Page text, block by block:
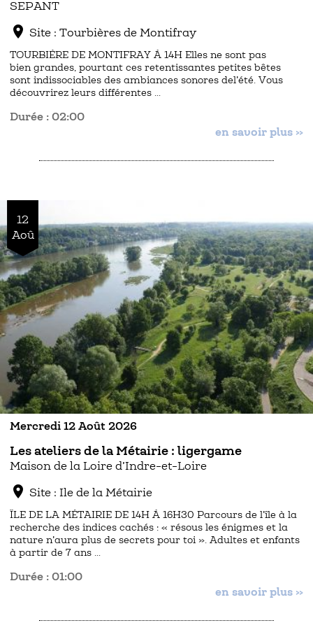
SEPANT
location_on Site : Tourbières de Montifray
TOURBIÈRE DE MONTIFRAY À 14H Elles ne sont pas
bien grandes, pourtant ces retentissantes petites bêtes
sont indissociables des ambiances sonores del’été. Vous
découvrirez leurs différentes …
Durée : 02:00
en savoir plus »
12
Aoû
Mercredi 12 Août 2026
Les ateliers de la Métairie : ligergame
Maison de la Loire d’Indre-et-Loire
location_on Site : Ile de la Métairie
ÎLE DE LA MÉTAIRIE DE 14H À 16H30 Parcours de l’île à la
recherche des indices cachés : « résous les énigmes et la
nature n’aura plus de secrets pour toi ». Adultes et enfants
à partir de 7 ans …
Durée : 01:00
en savoir plus »